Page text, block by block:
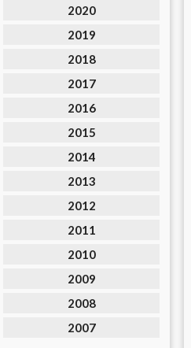
2020
2019
2018
2017
2016
2015
2014
2013
2012
2011
2010
2009
2008
2007